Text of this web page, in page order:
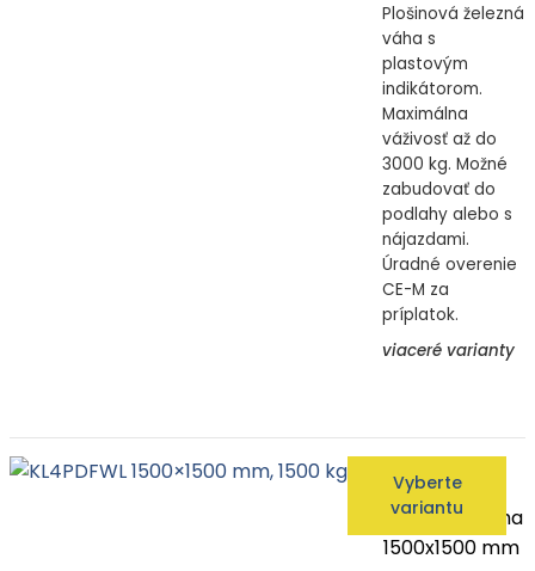
Plošinová železná
váha s
plastovým
indikátorom.
Maximálna
váživosť až do
3000 kg. Možné
zabudovať do
podlahy alebo s
nájazdami.
Úradné overenie
CE-M za
príplatok.
viaceré varianty
1500x1500 mm
Plošinová váha
1500x1500 mm
Vyberte
variantu